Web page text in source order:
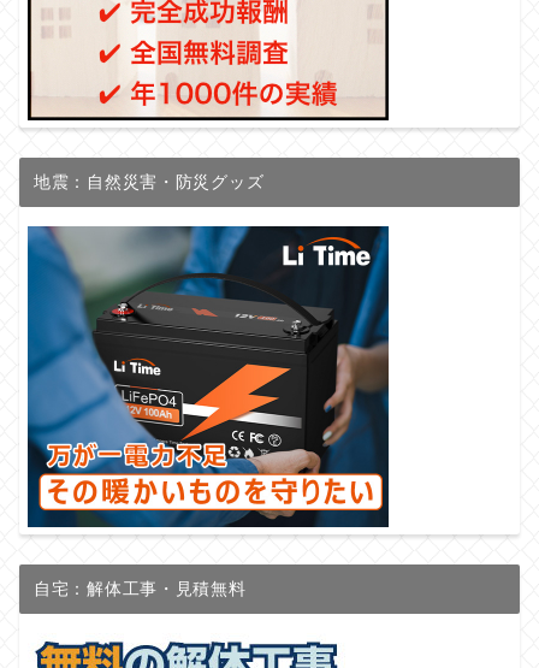
地震：自然災害・防災グッズ
自宅：解体工事・見積無料